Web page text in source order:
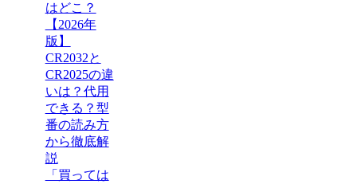
はどこ？
【2026年
版】
CR2032と
CR2025の違
いは？代用
できる？型
番の読み方
から徹底解
説
「買っては